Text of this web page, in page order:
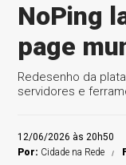
NoPing
page
Redesenho da
servidores e
12/06/2026 às 20h50
Por: Cidade na Rede